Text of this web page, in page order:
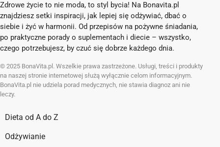
Zdrowe życie to nie moda, to styl bycia! Na Bonavita.pl
znajdziesz setki inspiracji, jak lepiej się odżywiać, dbać o
siebie i żyć w harmonii. Od przepisów na pożywne śniadania,
po praktyczne porady o suplementach i diecie – wszystko,
czego potrzebujesz, by czuć się dobrze każdego dnia.
© 2025 BonaVita.pl. Wszelkie prawa zastrzeżone. Usługi, treści i produkty
na naszej stronie internetowej służą wyłącznie celom informacyjnym.
BonaVita.pl nie udziela porad medycznych, nie stawia diagnoz ani nie
leczy.
Dieta od A do Z
Odżywianie